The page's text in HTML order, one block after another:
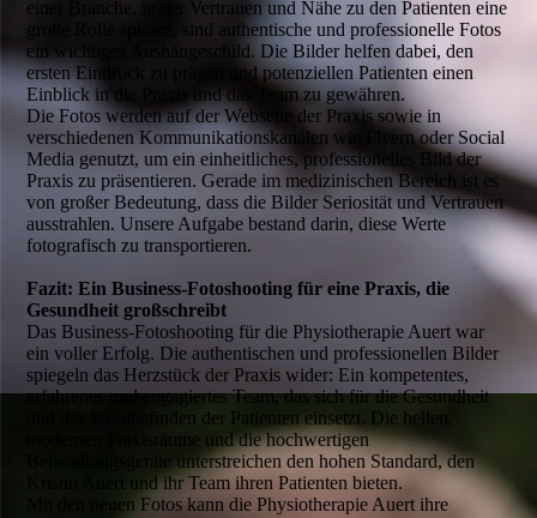
einer Branche, in der Vertrauen und Nähe zu den Patienten eine
große Rolle spielen, sind authentische und professionelle Fotos
ein wichtiges Aushängeschild. Die Bilder helfen dabei, den
ersten Eindruck zu prägen und potenziellen Patienten einen
Einblick in die Praxis und das Team zu gewähren.
Die Fotos werden auf der Webseite der Praxis sowie in
verschiedenen Kommunikationskanälen wie Flyern oder Social
Media genutzt, um ein einheitliches, professionelles Bild der
Praxis zu präsentieren. Gerade im medizinischen Bereich ist es
von großer Bedeutung, dass die Bilder Seriosität und Vertrauen
ausstrahlen. Unsere Aufgabe bestand darin, diese Werte
fotografisch zu transportieren.
Fazit: Ein Business-Fotoshooting für eine Praxis, die
Gesundheit großschreibt
Das Business-Fotoshooting für die Physiotherapie Auert war
ein voller Erfolg. Die authentischen und professionellen Bilder
spiegeln das Herzstück der Praxis wider: Ein kompetentes,
erfahrenes und engagiertes Team, das sich für die Gesundheit
und das Wohlbefinden der Patienten einsetzt. Die hellen,
modernen Praxisräume und die hochwertigen
Behandlungsgeräte unterstreichen den hohen Standard, den
Kristin Auert und ihr Team ihren Patienten bieten.
Mit den neuen Fotos kann die Physiotherapie Auert ihre